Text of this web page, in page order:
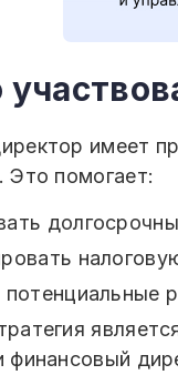
имеет
Это помогает:
потенциальные
финансовый